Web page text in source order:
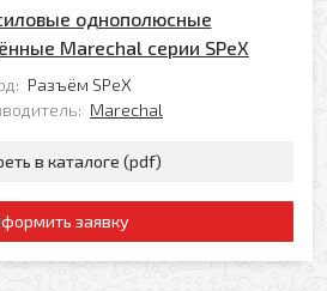
однополюсные
Marechal серии SPeX
Разъём SPeX
Marechal
в каталоге (pdf)
заявку